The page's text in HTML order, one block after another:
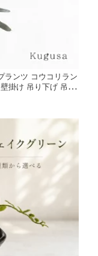
ランツ コウコリラン
掛け 吊り下げ 吊る
リア 装飾 ディスプ
Kugusa ＼レビュー